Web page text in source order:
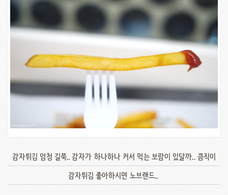
감자튀김 엄청 길쭉.. 감자가 하나하나 커서 먹는 보람이 있달까.. 큼직이
감자튀김 좋아하시면 노브랜드..